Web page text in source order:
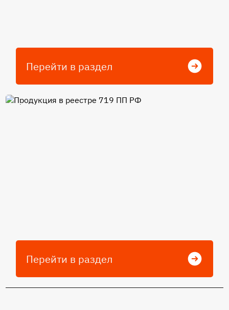
Перейти в раздел
Продукция в реестре 719 ПП
Перейти в раздел